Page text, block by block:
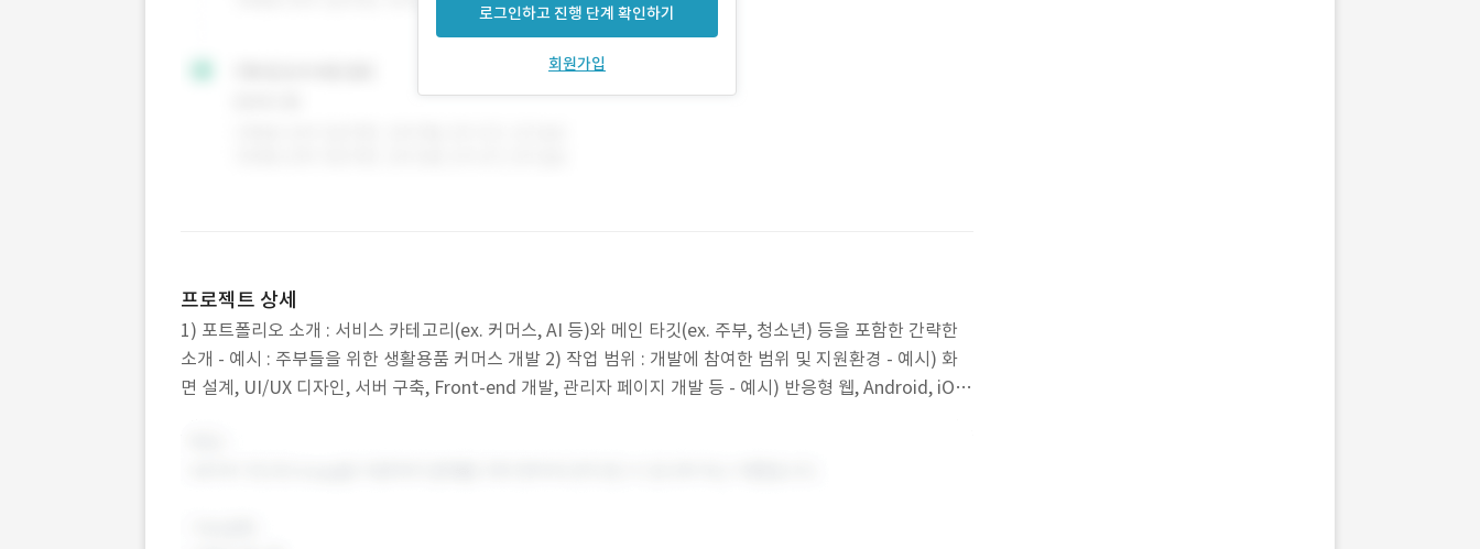
로그인하고 진행 단계 확인하기
회원가입
프로젝트 상세
1) 포트폴리오 소개 : 서비스 카테고리(ex. 커머스, AI 등)와 메인 타깃(ex. 주부, 청소년) 등을 포함한 간략한
소개 - 예시 : 주부들을 위한 생활용품 커머스 개발 2) 작업 범위 : 개발에 참여한 범위 및 지원환경 - 예시) 화
면 설계, UI/UX 디자인, 서버 구축, Front-end 개발, 관리자 페이지 개발 등 - 예시) 반응형 웹, Android, iOS